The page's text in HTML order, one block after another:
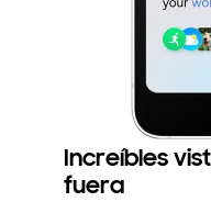
Increíbles
fuera